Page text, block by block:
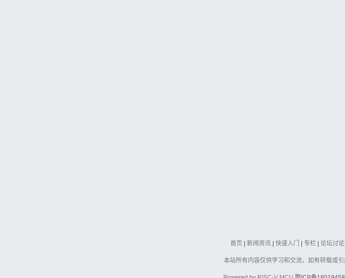
首页 新闻资讯 快速入门 专栏 论坛讨论
本站所有内容仅供学习和交流，如有转载或